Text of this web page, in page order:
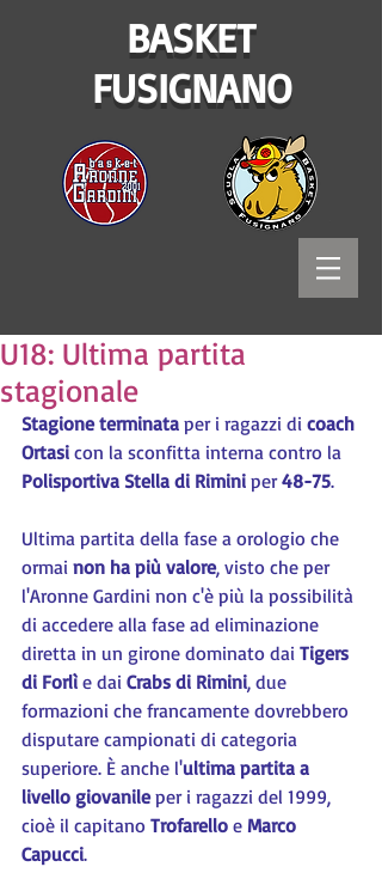
BASKET
FUSIGNANO
U18: Ultima partita
stagionale
Stagione terminata per i ragazzi di coach
Ortasi con la sconfitta interna contro la
Polisportiva Stella di Rimini per 48-75.
Ultima partita della fase a orologio che
ormai non ha più valore, visto che per
l'Aronne Gardini non c'è più la possibilità
di accedere alla fase ad eliminazione
diretta in un girone dominato dai Tigers
di Forlì e dai Crabs di Rimini, due
formazioni che francamente dovrebbero
disputare campionati di categoria
superiore. È anche l'ultima partita a
livello giovanile per i ragazzi del 1999,
cioè il capitano Trofarello e Marco
Capucci.